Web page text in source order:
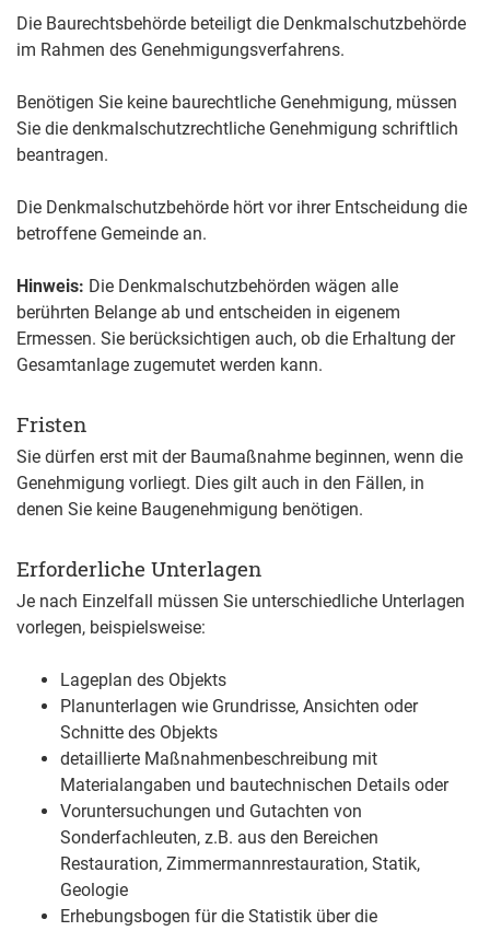
Die Baurechtsbehörde beteiligt die Denkmalschutzbehörde
im Rahmen des Genehmigungsverfahrens.
Benötigen Sie keine baurechtliche Genehmigung, müssen
Sie die denkmalschutzrechtliche Genehmigung schriftlich
beantragen.
Die Denkmalschutzbehörde hört vor ihrer Entscheidung die
betroffene Gemeinde an.
Hinweis: Die Denkmalschutzbehörden wägen alle
berührten Belange ab und entscheiden in eigenem
Ermessen. Sie berücksichtigen auch, ob die Erhaltung der
Gesamtanlage zugemutet werden kann.
Fristen
Sie dürfen erst mit der Baumaßnahme beginnen, wenn die
Genehmigung vorliegt. Dies gilt auch in den Fällen, in
denen Sie keine Baugenehmigung benötigen.
Erforderliche Unterlagen
Je nach Einzelfall müssen Sie unterschiedliche Unterlagen
vorlegen, beispielsweise:
Lageplan des Objekts
Planunterlagen wie Grundrisse, Ansichten oder
Schnitte des Objekts
detaillierte Maßnahmenbeschreibung mit
Materialangaben und bautechnischen Details oder
Voruntersuchungen und Gutachten von
Sonderfachleuten, z.B. aus den Bereichen
Restauration, Zimmermannrestauration, Statik,
Geologie
Erhebungsbogen für die Statistik über die